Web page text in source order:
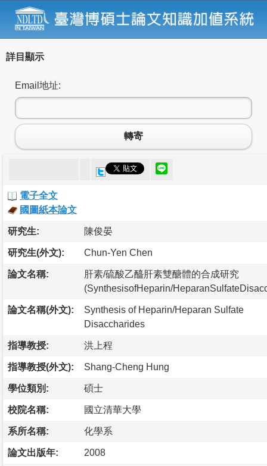
詳目顯示
Email地址:
轉寄
電子全文
國圖紙本論文
研究生: 陳俊晏
研究生(外文): Chun-Yen Chen
論文名稱:
肝素/硫酸乙醯肝素雙醣體的合成研究
(SynthesisofHeparin/
論文名稱(外文):
Synthesis of Heparin/Heparan Sulfate
Disaccharides
指導教授: 洪上程
指導教授(外文): Shang-Cheng Hung
學位類別: 碩士
校院名稱: 國立清華大學
系所名稱: 化學系
論文出版年: 2008